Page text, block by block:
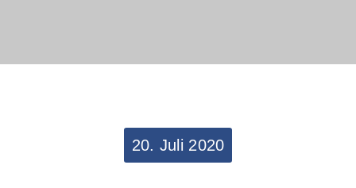
20. Juli 2020